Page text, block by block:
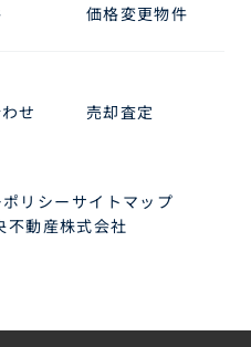
価格変更物件
せ
売却査定
リシーサイトマップ
動産株式会社